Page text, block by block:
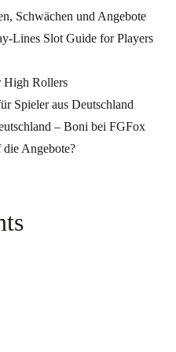
Schwächen und Angebote
Lines Slot Guide for Players
High Rollers
Spieler aus Deutschland
– Boni bei FGFox
Angebote?